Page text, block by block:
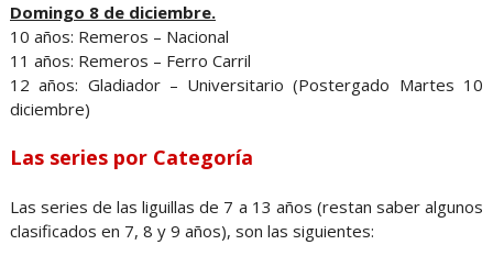
Domingo 8 de diciembre.
10 años: Remeros – Nacional
11 años: Remeros – Ferro Carril
12 años: Gladiador – Universitario (Postergado Martes 10
diciembre)
Las series por Categoría
Las series de las liguillas de 7 a 13 años (restan saber algunos
clasificados en 7, 8 y 9 años), son las siguientes: